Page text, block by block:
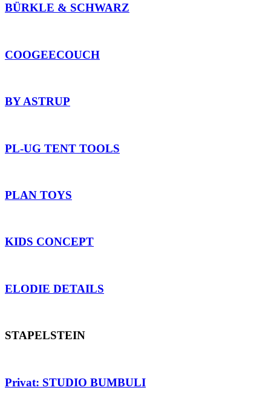
BÜRKLE & SCHWARZ
COOGEECOUCH
BY ASTRUP
PL-UG TENT TOOLS
PLAN TOYS
KIDS CONCEPT
ELODIE DETAILS
STAPELSTEIN
Privat: STUDIO BUMBULI